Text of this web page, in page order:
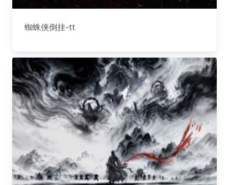
蜘蛛侠倒挂-tt